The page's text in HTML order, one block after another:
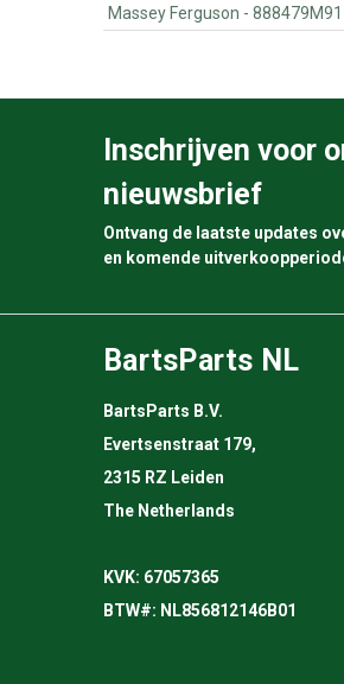
Inschrijven voor
nieuwsbrief
Ontvang de laatste updates
en komende
BartsParts NL
BartsParts B.V.
Evertsenstraat 179,
2315 RZ Leiden
The Netherlands
KVK: 67057365
BTW#: NL856812146B01